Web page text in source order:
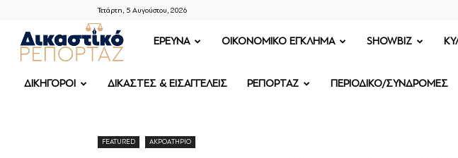
Τετάρτη, 5 Αυγούστου, 2026
ΔΙΚΑΣΤΙΚΟ
ΡΕΠΟΡΤΑΖ
ΕΡΕΥΝΑ OIKONOMIKO ΕΓΚΛΗΜΑ SHOWBIZ
ΔΙΚΗΓΟΡΟΙ ΔΙΚΑΣΤΕΣ & ΕΙΣΑΓΓΕΛΕΙΣ ΡΕΠΟΡΤΑΖ ΠΕΡΙΟΔΙΚΟ/ΣΥΝΔΡΟΜΕΣ
FEATURED ΑΚΡΟΑΤΗΡΙΟ